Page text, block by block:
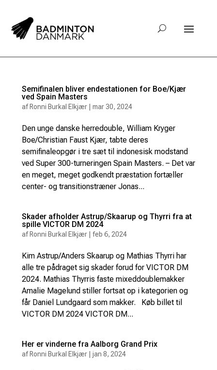
Semifinalen bliver endestationen for Boe/Kjær
ved Spain Masters
af Ronni Burkal Elkjær| mar 30, 2024
Den unge danske herredouble, William Kryger
Boe/Christian Faust Kjær, tabte deres
semifinaleopgør i tre sæt til indonesisk modstand
ved Super 300-turneringen Spain Masters. – Det var
en meget, meget godkendt præstation fortæller
center- og transitionstræner Jonas...
Skader afholder Astrup/Skaarup og Thyrri fra at
spille VICTOR DM 2024
af Ronni Burkal Elkjær| feb 6, 2024
Kim Astrup/Anders Skaarup og Mathias Thyrri har
alle tre pådraget sig skader forud for VICTOR DM
2024. Mathias Thyrris faste mixeddoublemakker
Amalie Magelund stiller fortsat op i kategorien og
får Daniel Lundgaard som makker. Køb billet til
VICTOR DM 2024 VICTOR DM...
Her er vinderne fra Aalborg Grand Prix
af Ronni Burkal Elkjær| jan 8, 2024